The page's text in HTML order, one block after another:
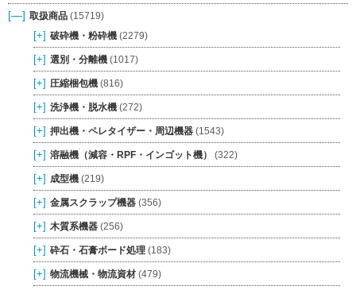
[—] 取扱商品 (15719)
[+] 破砕機・粉砕機 (2279)
[+] 選別・分離機 (1017)
[+] 圧縮梱包機 (816)
[+] 洗浄機・脱水機 (272)
[+] 押出機・ペレタイザー・周辺機器 (1543)
[+] 溶融機（減容・RPF・インゴット機） (322)
[+] 成型機 (219)
[+] 金属スクラップ機器 (356)
[+] 木質系機器 (256)
[+] 砕石・石膏ボード処理 (183)
[+] 物流機械・物流資材 (479)